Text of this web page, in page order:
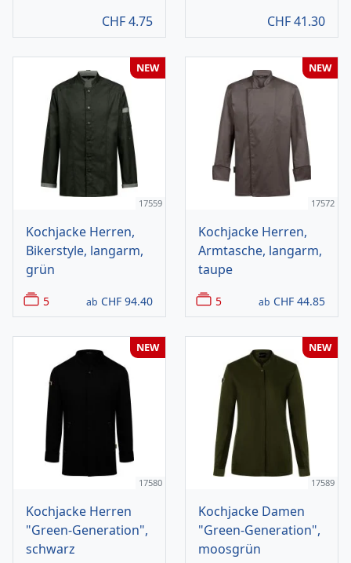
CHF4.75
CHF41.30
17559
Kochjacke Herren,
Bikerstyle, langarm,
grün
5 ab CHF 94.40
NEW
17572
Kochjacke Herren,
Armtasche, langarm,
taupe
5 ab CHF 44.85
NEW
17580
Kochjacke Herren
"Green-Generation",
schwarz
NEW
17589
Kochjacke Damen
"Green-Generation",
moosgrün
NEW